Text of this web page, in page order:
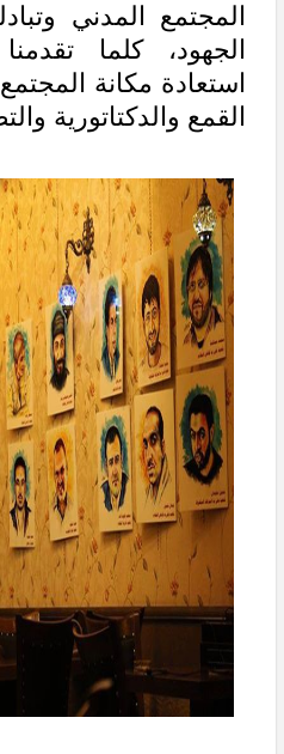
المجتمع المدني
الجهود، كلما
استعادة مكانة
القمع والدكتاتورية